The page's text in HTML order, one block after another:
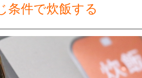
条件で炊飯する